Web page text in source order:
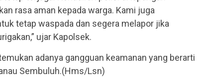
rasa aman kepada warga. Kami juga
tetap waspada dan segera melapor jika
ujar Kapolsek.
adanya gangguan keamanan yang berarti
Sembuluh.(Hms/Lsn)